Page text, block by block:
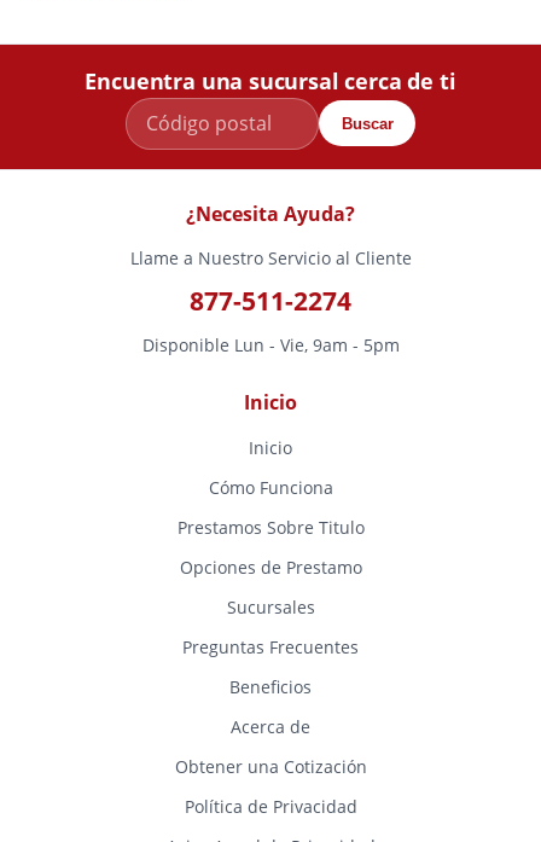
Encuentra una sucursal cerca de ti
Buscar
¿Necesita Ayuda?
Llame a Nuestro Servicio al Cliente
877-511-2274
Disponible Lun - Vie, 9am - 5pm
Inicio
Inicio
Cómo Funciona
Prestamos Sobre Titulo
Opciones de Prestamo
Sucursales
Preguntas Frecuentes
Beneficios
Acerca de
Obtener una Cotización
Política de Privacidad